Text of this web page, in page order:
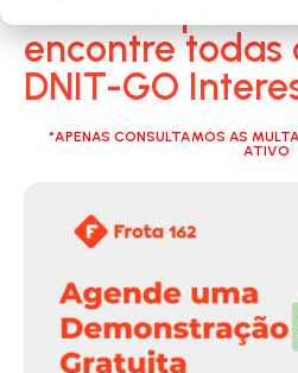
encontre todas
DNIT-GO
*APENAS CONSULTAMOS AS
ATIVO